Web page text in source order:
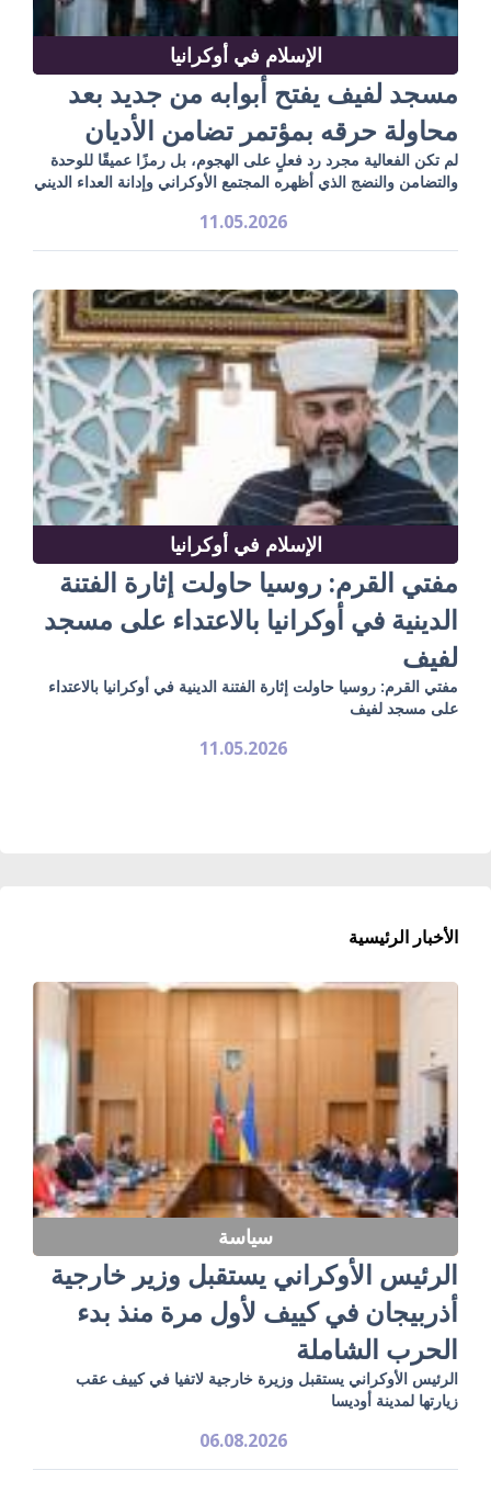
الإسلام في أوكرانيا
مسجد لفيف يفتح أبوابه من جديد بعد
محاولة حرقه بمؤتمر تضامن الأديان
لم تكن الفعالية مجرد رد فعلٍ على الهجوم، بل رمزًا عميقًا للوحدة
والتضامن والنضج الذي أظهره المجتمع الأوكراني وإدانة العداء الديني
11.05.2026
الإسلام في أوكرانيا
مفتي القرم: روسيا حاولت إثارة الفتنة
الدينية في أوكرانيا بالاعتداء على مسجد
لفيف
مفتي القرم: روسيا حاولت إثارة الفتنة الدينية في أوكرانيا بالاعتداء
على مسجد لفيف
11.05.2026
الأخبار الرئيسية
سياسة
الرئيس الأوكراني يستقبل وزير خارجية
أذربيجان في كييف لأول مرة منذ بدء
الحرب الشاملة
الرئيس الأوكراني يستقبل وزيرة خارجية لاتفيا في كييف عقب
زيارتها لمدينة أوديسا
06.08.2026